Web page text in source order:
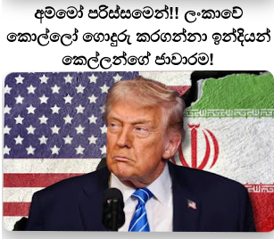
අම්මෝ පරිස්සමෙන්!! ලංකාවේ
කොල්ලෝ ගොදුරු කරගන්නා ඉන්දියන්
කෙල්ලන්ගේ ජාවාරම!